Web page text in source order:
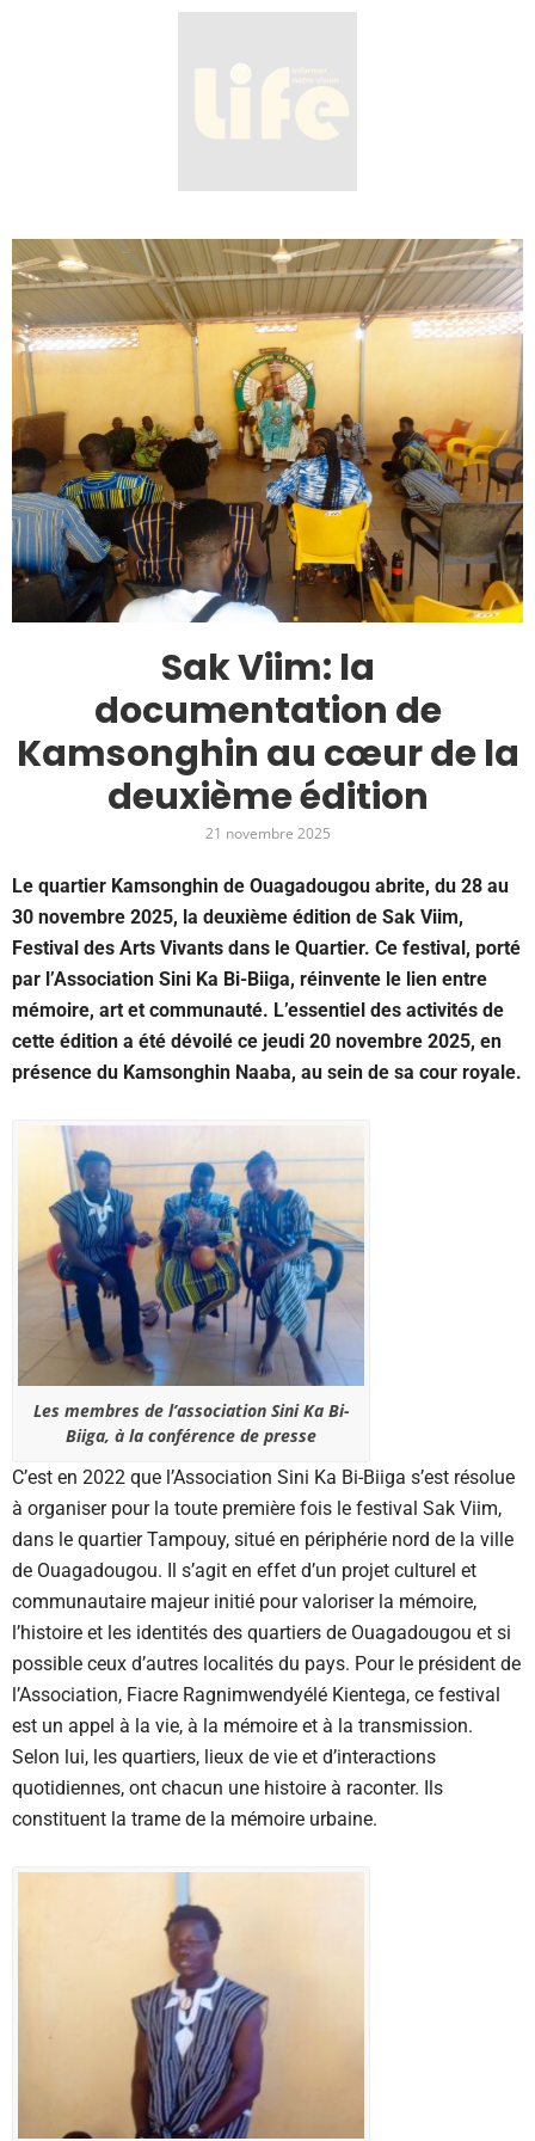
Sak Viim: la
documentation de
Kamsonghin au cœur de la
deuxième édition
21 novembre 2025
Le quartier Kamsonghin de Ouagadougou abrite, du 28 au
30 novembre 2025, la deuxième édition de Sak Viim,
Festival des Arts Vivants dans le Quartier. Ce festival, porté
par l’Association Sini Ka Bi-Biiga, réinvente le lien entre
mémoire, art et communauté. L’essentiel des activités de
cette édition a été dévoilé ce jeudi 20 novembre 2025, en
présence du Kamsonghin Naaba, au sein de sa cour royale.
Les membres de l’association Sini Ka Bi-
Biiga, à la conférence de presse
C’est en 2022 que l’Association Sini Ka Bi-Biiga s’est résolue
à organiser pour la toute première fois le festival Sak Viim,
dans le quartier Tampouy, situé en périphérie nord de la ville
de Ouagadougou. Il s’agit en effet d’un projet culturel et
communautaire majeur initié pour valoriser la mémoire,
l’histoire et les identités des quartiers de Ouagadougou et si
possible ceux d’autres localités du pays. Pour le président de
l’Association, Fiacre Ragnimwendyélé Kientega, ce festival
est un appel à la vie, à la mémoire et à la transmission.
Selon lui, les quartiers, lieux de vie et d’interactions
quotidiennes, ont chacun une histoire à raconter. Ils
constituent la trame de la mémoire urbaine.